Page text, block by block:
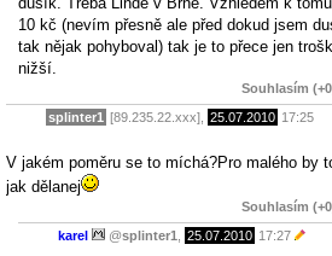
10 kč (nevím přesně ale před dokud jsem
tak nějak pohyboval) tak je to přece jen
nižší.
Souhlasím
splinter1 [89.235.22.xxx], 25.07.2010 17:25
V jakém poměru se to míchá?Pro malého by
jak dělanej
Souhlasím
karel @splinter1 25.07.2010 17:27